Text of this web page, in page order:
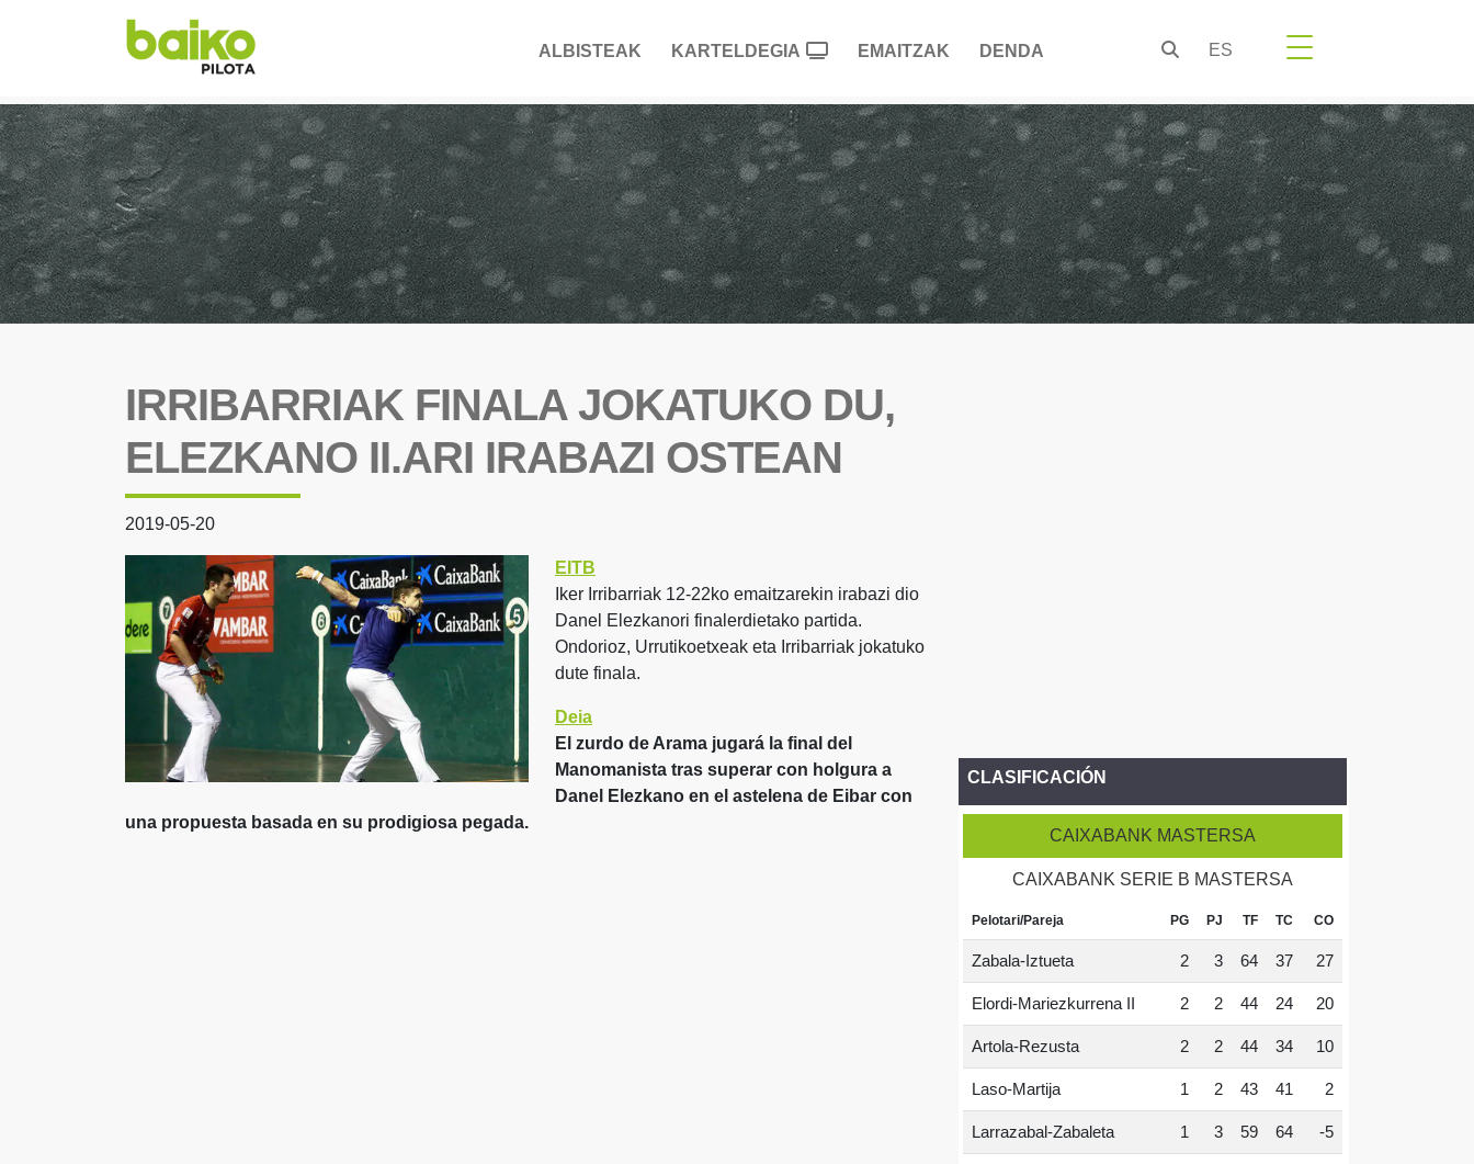
ALBISTEAK KARTELDEGIA EMAITZAK DENDA ES
IRRIBARRIAK FINALA JOKATUKO DU,
ELEZKANO II.ARI IRABAZI OSTEAN
2019-05-20
EITB
Iker Irribarriak 12-22ko emaitzarekin irabazi dio
Danel Elezkanori finalerdietako partida.
Ondorioz, Urrutikoetxeak eta Irribarriak jokatuko
dute finala.
Deia
El zurdo de Arama jugará la final del
Manomanista tras superar con holgura a
Danel Elezkano en el astelena de Eibar con
una propuesta basada en su prodigiosa pegada.
CLASIFICACIÓN
CAIXABANK MASTERSA
CAIXABANK SERIE B MASTERSA
Pelotari/Pareja PG PJ TF TC CO
Zabala-Iztueta 2 3 64 37 27
Elordi-Mariezkurrena II 2 2 44 24 20
Artola-Rezusta 2 2 44 34 10
Laso-Martija 1 2 43 41 2
Larrazabal-Zabaleta 1 3 59 64 -5